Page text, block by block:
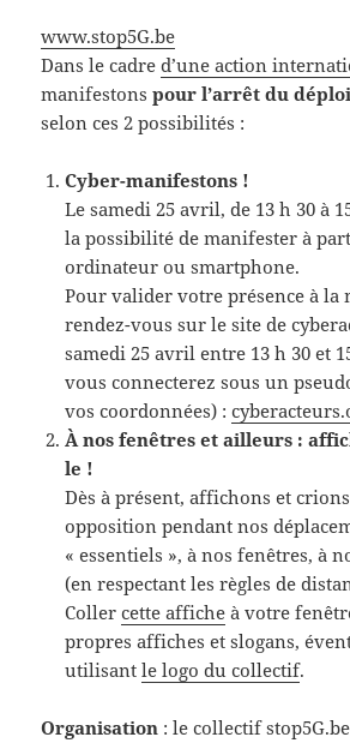
www.stop5G.be
Dans le cadred’une action
manifestonspour l’arrêt du
selon ces 2 possibilités :
Cyber-manifestons !
Le samedi 25 avril, de 13 h 30 à
la possibilité de manifester à
ordinateur ou smartphone.
Pour valider votre présence à la
rendez-vous sur le site de
samedi 25 avril entre 13 h 30 et
vous connecterez sous un
vos coordonnées) :
À nos fenêtres et ailleurs :
le !
Dès à présent, affichons et
opposition pendant nos
« essentiels », à nos fenêtres, à
(en respectant les règles de
Collercette affiche à votre
propres affiches et slogans,
utilisantle logo du collectif.
Organisation : le collectif